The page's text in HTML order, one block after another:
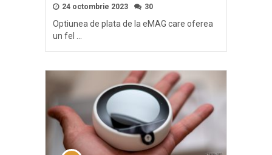
24 octombrie 2023 30
Optiunea de plata de la eMAG care oferea
un fel …